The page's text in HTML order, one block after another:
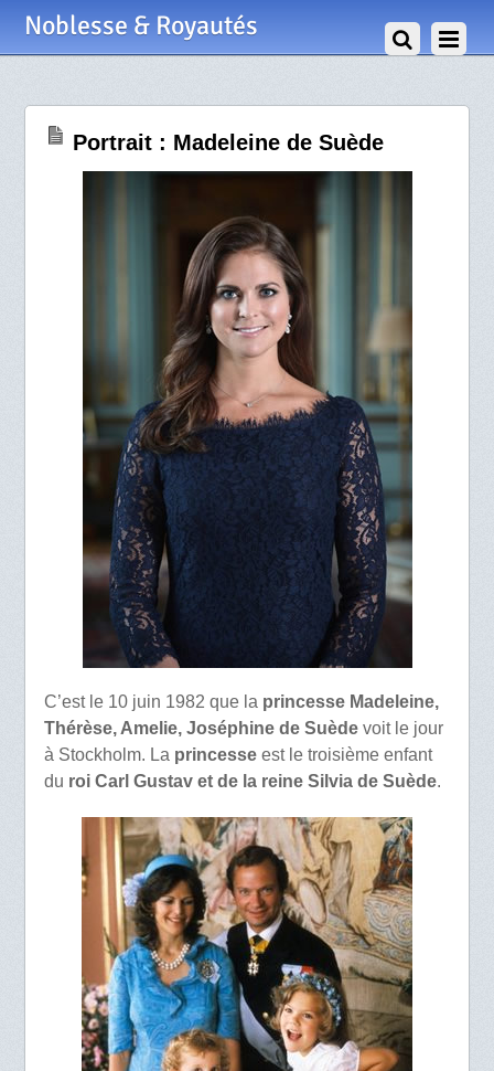
Noblesse & Royautés
Portrait : Madeleine de Suède
C’est le 10 juin 1982 que la princesse Madeleine,
Thérèse, Amelie, Joséphine de Suèdevoit le jour
à Stockholm. La princesseest le troisième enfant
du roi Carl Gustav et de la reine Silvia de Suède.